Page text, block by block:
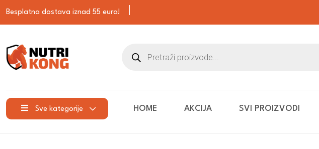
Besplatna dostava iznad 55 eura!
Sve kategorije HOME AKCIJA SVI PROIZVODI